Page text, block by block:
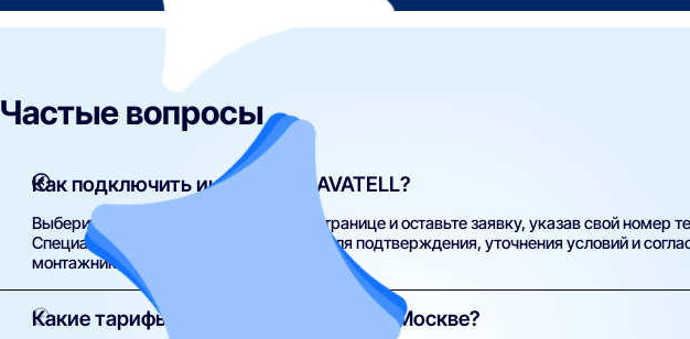
Частые вопросы
Как подключить интернет от AVATELL?
Выберите подходящий тариф на этой странице и оставьте заявку, указав свой номер
Специалист AVATELL свяжется с вами для подтверждения, уточнения условий и
монтажника.
Какие тарифы предлагает AVATELL в Москве?